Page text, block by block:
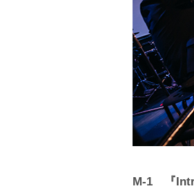
M-1 『